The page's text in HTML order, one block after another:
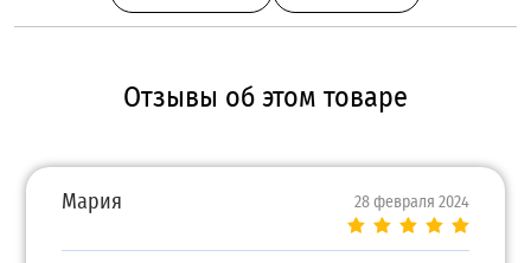
Отзывы об этом товаре
Мария 28 февраля 2024